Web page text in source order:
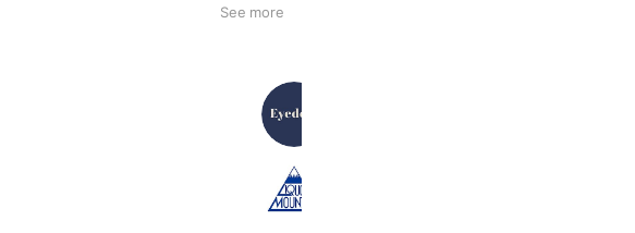
See more